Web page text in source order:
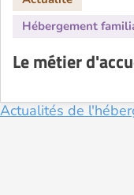
Le métier
Actualités de